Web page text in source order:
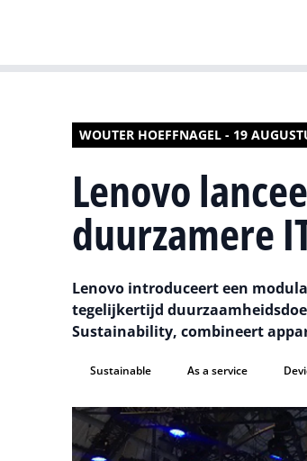
WOUTER HOEFFNAGEL - 19
Lenovo
duurzamere
Lenovo introduceert een
tegelijkertijd
Sustainability, combineert
Sustainable As a service